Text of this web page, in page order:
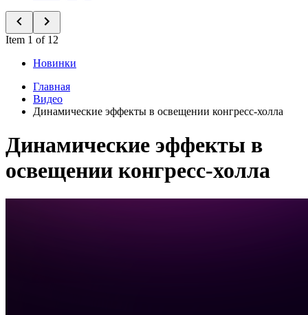
Item 1 of 12
Новинки
Главная
Видео
Динамические эффекты в освещении конгресс-холла
Динамические эффекты в
освещении конгресс-холла